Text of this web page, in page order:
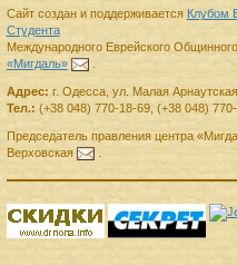
Сайт создан и поддерживается Клубом
Студента
Международного Еврейского
«Мигдаль»
.
Адрес: г. Одесса, ул. Малая
Тел.: (+38 048) 770-18-69, (+38 048)
Председатель правленияцентра
Верховская
.